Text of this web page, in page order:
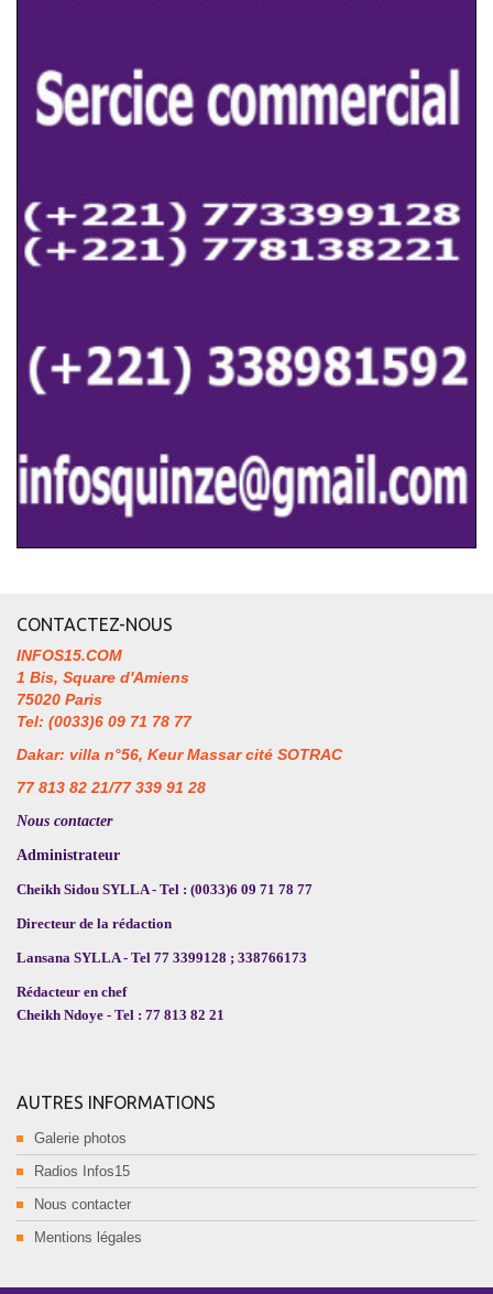
CONTACTEZ-NOUS
INFOS15.COM
1 Bis, Square d'Amiens
75020 Paris
Tel: (0033)6 09 71 78 77
Dakar: villa n°56, Keur Massar cité SOTRAC
77 813 82 21/77 339 91 28
Nous contacter
Administrateur
Cheikh Sidou SYLLA - Tel : (0033)6 09 71 78 77
Directeur de la rédaction
Lansana SYLLA - Tel 77 3399128 ; 338766173
Rédacteur en chef
Cheikh Ndoye - Tel : 77 813 82 21
AUTRES INFORMATIONS
Galerie photos
Radios Infos15
Nous contacter
Mentions légales